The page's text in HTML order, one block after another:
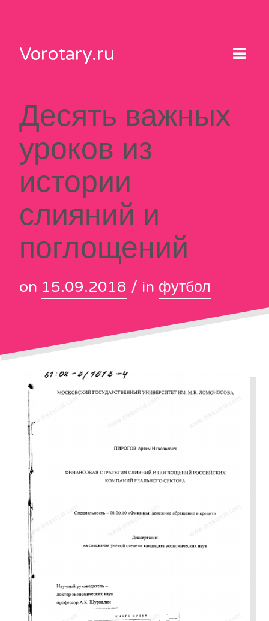
contentVorotary.ru
Десять важных
уроков из
истории
слияний и
поглощений
on 15.09.2018 / in футбол